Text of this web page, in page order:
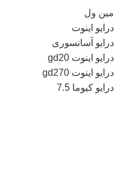
مین ول
درایو اینوت
درایو آسانسوری
درایو اینوت gd20
درایو اینوت gd270
درایو کیوما 7.5